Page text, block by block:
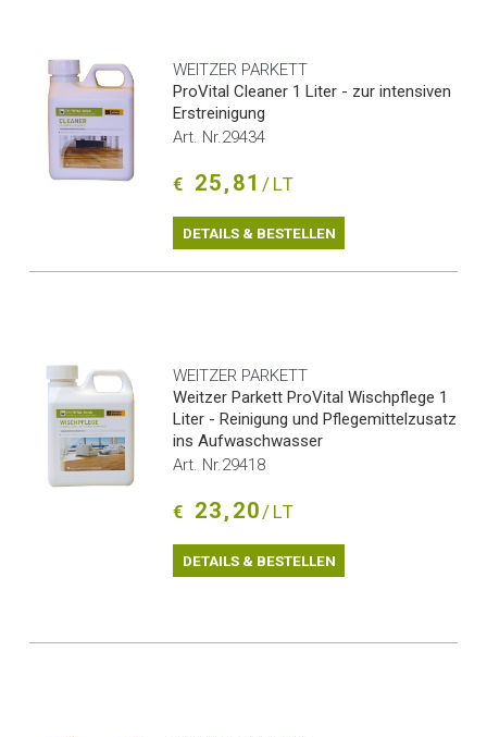
WEITZER PARKETT
ProVital Cleaner 1 Liter - zur intensiven
Erstreinigung
Art. Nr.29434
€ 25,81/LT
DETAILS & BESTELLEN
WEITZER PARKETT
Weitzer Parkett ProVital Wischpflege 1
Liter - Reinigung und Pflegemittelzusatz
ins Aufwaschwasser
Art. Nr.29418
€ 23,20/LT
DETAILS & BESTELLEN